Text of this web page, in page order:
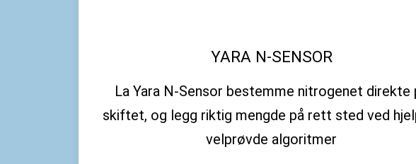
YARA N-SENSOR
La Yara N-Sensor bestemme nitrogenet direkte
skiftet, og legg riktig mengde på rett sted ved
velprøvde algoritmer